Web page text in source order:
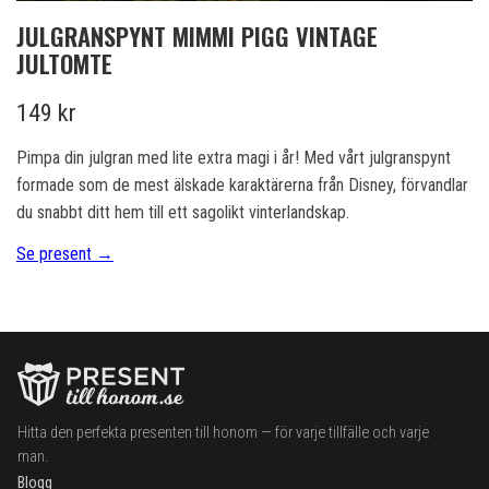
JULGRANSPYNT MIMMI PIGG VINTAGE
JULTOMTE
149 kr
Pimpa din julgran med lite extra magi i år! Med vårt julgranspynt
formade som de mest älskade karaktärerna från Disney, förvandlar
du snabbt ditt hem till ett sagolikt vinterlandskap.
Se present →
Hitta den perfekta presenten till honom — för varje tillfälle och varje
man.
Blogg